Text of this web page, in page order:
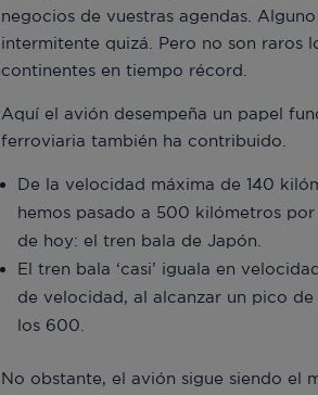
negocios de vuestras agendas.
intermitente quizá. Pero no son raros
continentes en tiempo récord.
Aquí el avión desempeña un papel
ferroviaria también ha contribuido.
De la velocidad máxima de 140
hemos pasado a 500 kilómetros
de hoy: el tren bala de Japón.
El tren bala ‘casi’ iguala en
de velocidad, al alcanzar un pico
los 600.
No obstante, el avión sigue siendo el